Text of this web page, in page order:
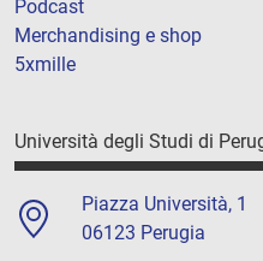
Podcast
Merchandising e shop
5xmille
Università degli Studi di
Piazza Università, 1
06123 Perugia